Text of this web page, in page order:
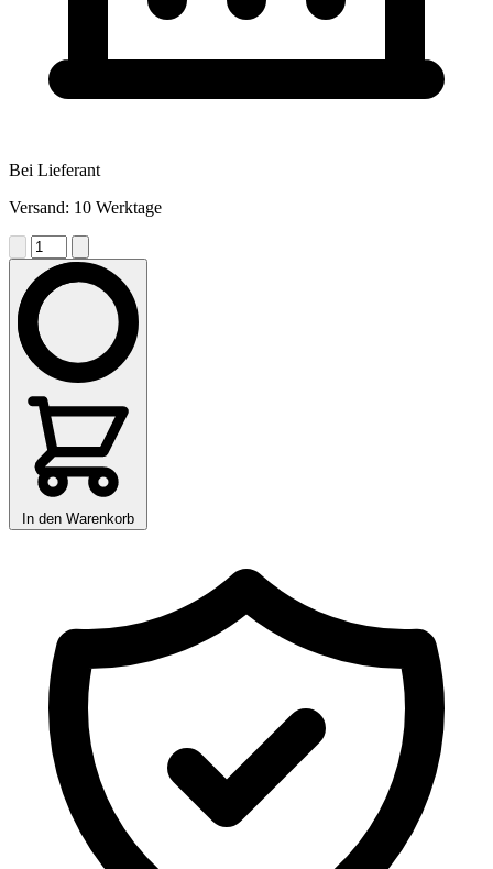
Bei Lieferant
Versand: 10 Werktage
In den Warenkorb